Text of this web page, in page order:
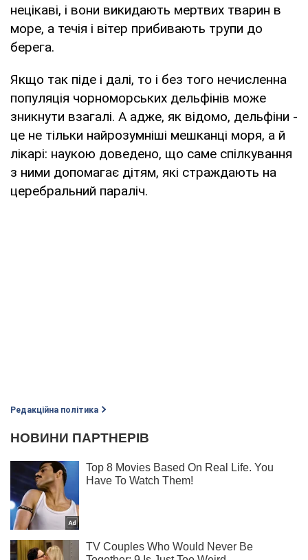
нецікаві, і вони викидають мертвих тварин в
море, а течія і вітер прибивають трупи до
берега.
Якщо так піде і далі, то і без того нечисленна
популяція чорноморських дельфінів може
зникнути взагалі. А адже, як відомо, дельфіни -
це не тільки найрозумніші мешканці моря, а й
лікарі: наукою доведено, що саме спілкування
з ними допомагає дітям, які страждають на
церебральний параліч.
Редакційна політика